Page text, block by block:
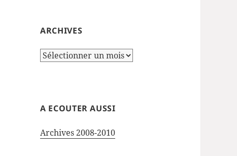
ARCHIVES
Archives
A ECOUTER AUSSI
Archives 2008-2010